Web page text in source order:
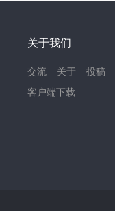
关于我们
交流 关于
投稿
客户端下载